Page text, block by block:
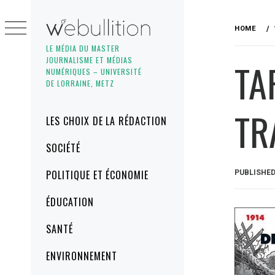
LE MÉDIA DU MASTER
JOURNALISME ET MÉDIAS
NUMÉRIQUES – UNIVERSITÉ
DE LORRAINE, METZ
MenuLES CHOIX DE LA RÉDACTION
SOCIÉTÉ
POLITIQUE ET ÉCONOMIE
ÉDUCATION
SANTÉ
ENVIRONNEMENT
to
content
HOME